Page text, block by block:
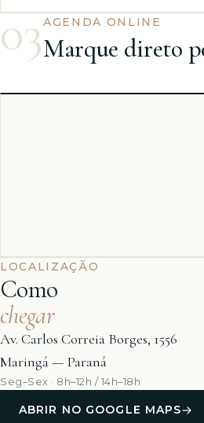
03AGENDA ONLINE
Marque direto
LOCALIZAÇÃO
Como
chegar
Av. Carlos Correia Borges, 1556
Maringá — Paraná
Seg–Sex · 8h–12h / 14h–18h
ABRIR NO GOOGLE MAPS